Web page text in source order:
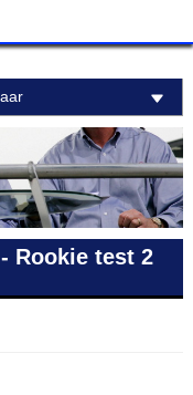
Rookie test 2